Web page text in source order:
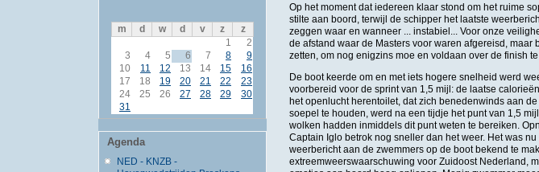
m d w d v z
z
1
2
3
4 5 6 7 8
9
10
11 12 13 14 15
16
17
18 19 20 21 22
23
24
25 26 27 28 29
30
31
Agenda
NED - KNZB -
Op het moment dat iedereen klaar stond om het ruime
stilte aan boord, terwijl de schipper het laatste
zeggen waar en wanneer ... instabiel... Voor onze
de afstand waar de Masters voor waren afgereisd,
zetten, om nog enigzins moe en voldaan over de finish te
De boot keerde om en met iets hogere snelheid werd
voorbereid voor de sprint van 1,5 mijl: de laatse
het openlucht herentoilet, dat zich benedenwinds aan
soepel te houden, werd na een tijdje het punt van 1,5
wolken hadden inmiddels dit punt weten te bereiken.
Captain Iglo betrok nog sneller dan het weer. Het was
weerbericht aan de zwemmers op de boot bekend te
extreemweerswaarschuwing voor Zuidoost Nederland,